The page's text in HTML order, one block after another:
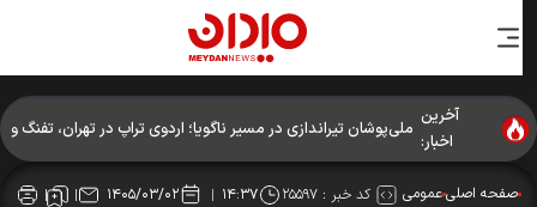
آخرین
اخبار:
ملی‌پوشان تیراندازی در مسیر ناگویا؛ اردوی تراپ در تهران، تفنگ و
تپانچه در پکن
صفحه اصلیعمومی کد خبر : ۲۵۵۹۷ ۱۴:۳۷ ۱۴۰۵/۰۳/۰۲